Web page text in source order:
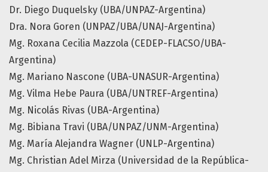
Dr. Diego Duquelsky (UBA/UNPAZ-Argentina)
Dra. Nora Goren (UNPAZ/UBA/UNAJ-Argentina)
Mg. Roxana Cecilia Mazzola (CEDEP-FLACSO/UBA-
Argentina)
Mg. Mariano Nascone (UBA-UNASUR-Argentina)
Mg. Vilma Hebe Paura (UBA/UNTREF-Argentina)
Mg. Nicolás Rivas (UBA-Argentina)
Mg. Bibiana Travi (UBA/UNPAZ/UNM-Argentina)
Mg. María Alejandra Wagner (UNLP-Argentina)
Mg. Christian Adel Mirza (Universidad de la República-